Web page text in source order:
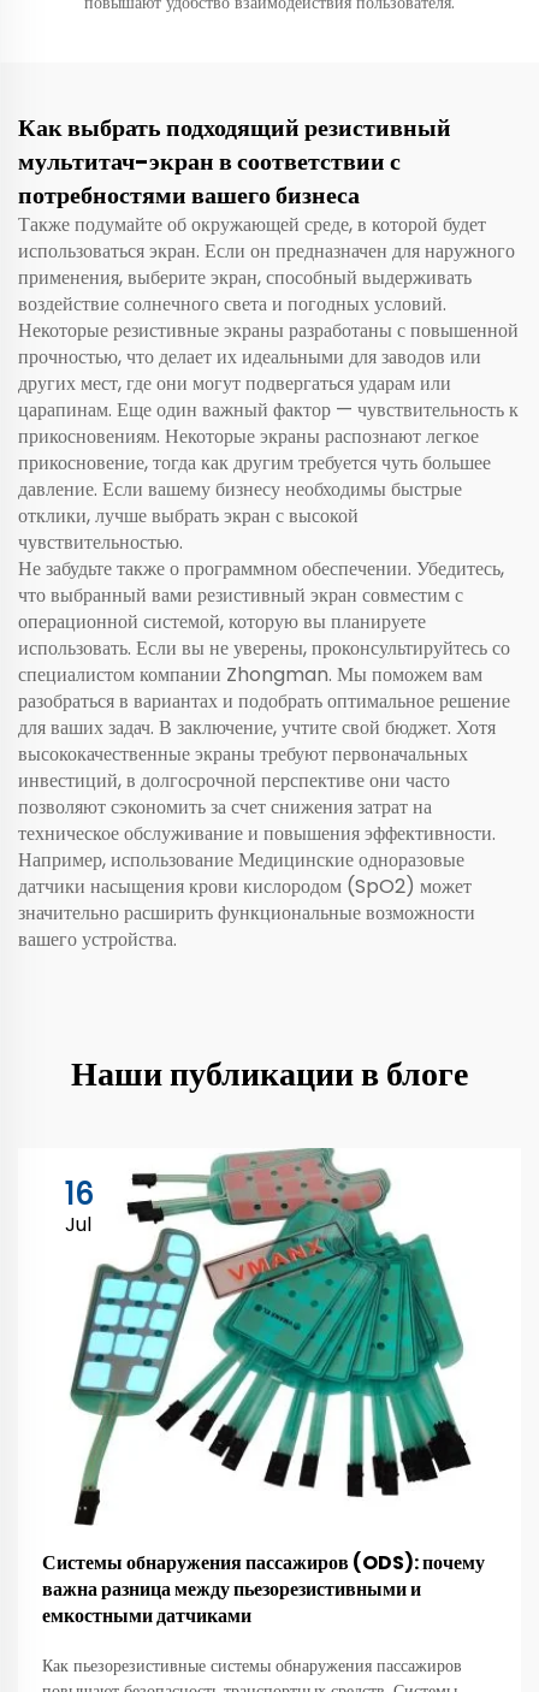
Как выбрать подходящий резистивный
мультитач-экран в соответствии с
потребностями вашего бизнеса
Также подумайте об окружающей среде, в которой будет
использоваться экран. Если он предназначен для наружного
применения, выберите экран, способный выдерживать
воздействие солнечного света и погодных условий.
Некоторые резистивные экраны разработаны с повышенной
прочностью, что делает их идеальными для заводов или
других мест, где они могут подвергаться ударам или
царапинам. Еще один важный фактор — чувствительность к
прикосновениям. Некоторые экраны распознают легкое
прикосновение, тогда как другим требуется чуть большее
давление. Если вашему бизнесу необходимы быстрые
отклики, лучше выбрать экран с высокой
чувствительностью.
Не забудьте также о программном обеспечении. Убедитесь,
что выбранный вами резистивный экран совместим с
операционной системой, которую вы планируете
использовать. Если вы не уверены, проконсультируйтесь со
специалистом компании Zhongman. Мы поможем вам
разобраться в вариантах и подобрать оптимальное решение
для ваших задач. В заключение, учтите свой бюджет. Хотя
высококачественные экраны требуют первоначальных
инвестиций, в долгосрочной перспективе они часто
позволяют сэкономить за счет снижения затрат на
техническое обслуживание и повышения эффективности.
Например, использованиеМедицинские одноразовые
датчики насыщения крови кислородом (SpO2) может
значительно расширить функциональные возможности
вашего устройства.
Наши публикации в блоге
16
Jul
Системы обнаружения пассажиров (ODS): почему
важна разница между пьезорезистивными и
емкостными датчиками
Как пьезорезистивные системы обнаружения пассажиров